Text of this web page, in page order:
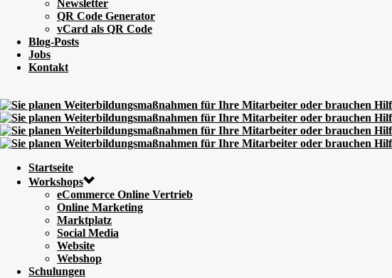
Newsletter
QR Code Generator
vCard als QR Code
Blog-Posts
Jobs
Kontakt
Startseite
Workshops
eCommerce Online Vertrieb
Online Marketing
Marktplatz
Social Media
Website
Webshop
Schulungen